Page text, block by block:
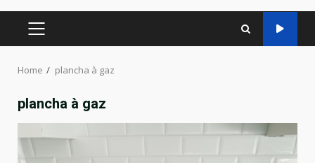
PRIMARY
Home plancha à gaz
plancha à gaz